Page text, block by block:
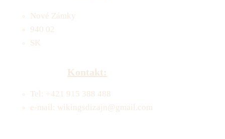
Nové Zámky
940 02
SK
Kontakt:
Tel: +421 915 388 488
e-mail: wikingsdizajn@gmail.com